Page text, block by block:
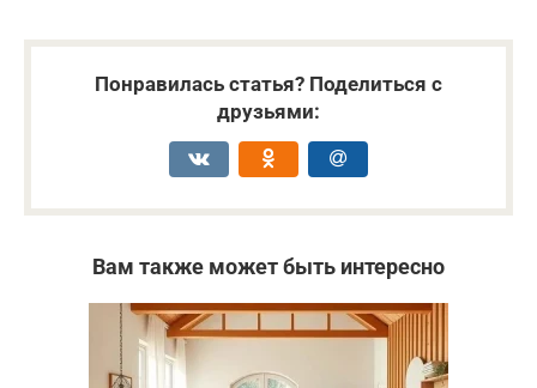
Понравилась статья? Поделиться с
друзьями:
Вам также может быть интересно